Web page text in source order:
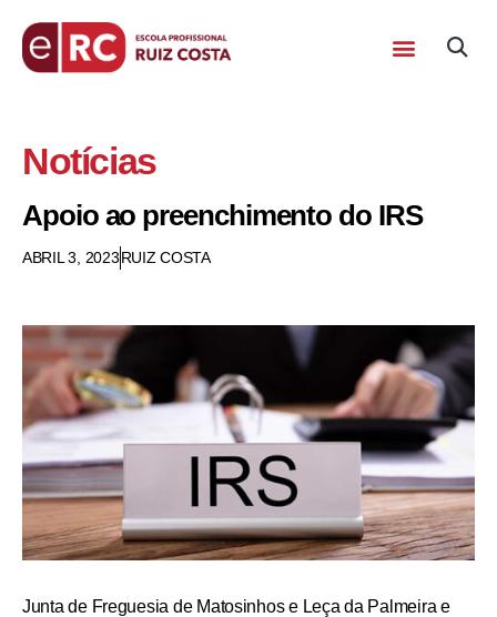
Notícias
Apoio ao preenchimento do IRS
ABRIL 3, 2023RUIZ COSTA
Junta de Freguesia de Matosinhos e Leça da Palmeira e